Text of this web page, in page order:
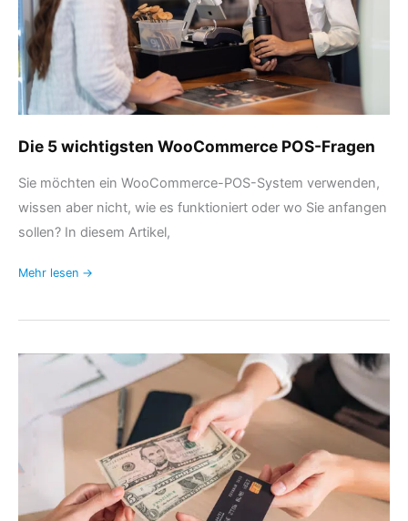
Die 5 wichtigsten WooCommerce POS-Fragen
Sie möchten ein WooCommerce-POS-System verwenden,
wissen aber nicht, wie es funktioniert oder wo Sie anfangen
sollen? In diesem Artikel,
Mehr lesen →
Einführung
FooSales